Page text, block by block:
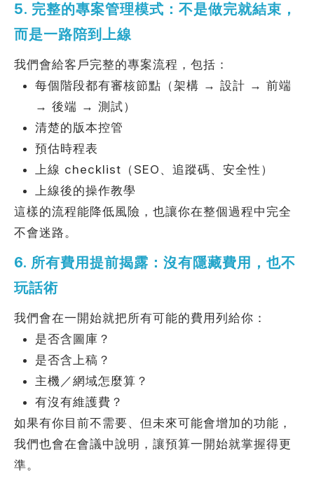
5. 完整的專案管理模式：不是做完就結束，
而是一路陪到上線
我們會給客戶完整的專案流程，包括：
每個階段都有審核節點（架構 → 設計 → 前端
→ 後端 → 測試）
清楚的版本控管
預估時程表
上線 checklist（SEO、追蹤碼、安全性）
上線後的操作教學
這樣的流程能降低風險，也讓你在整個過程中完全
不會迷路。
6. 所有費用提前揭露：沒有隱藏費用，也不
玩話術
我們會在一開始就把所有可能的費用列給你：
是否含圖庫？
是否含上稿？
主機／網域怎麼算？
有沒有維護費？
如果有你目前不需要、但未來可能會增加的功能，
我們也會在會議中說明，讓預算一開始就掌握得更
準。